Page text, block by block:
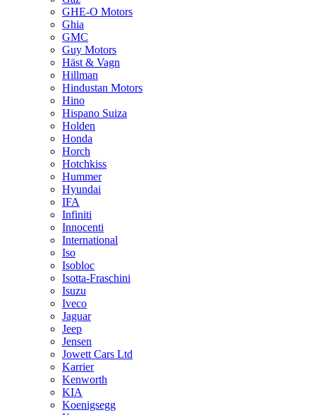
GHE-O Motors
Ghia
GMC
Guy Motors
Häst & Vagn
Hillman
Hindustan Motors
Hino
Hispano Suiza
Holden
Honda
Horch
Hotchkiss
Hummer
Hyundai
IFA
Infiniti
Innocenti
International
Iso
Isobloc
Isotta-Fraschini
Isuzu
Iveco
Jaguar
Jeep
Jensen
Jowett Cars Ltd
Karrier
Kenworth
KIA
Koenigsegg